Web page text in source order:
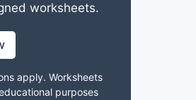
worksheets.
apply. Worksheets
purposes